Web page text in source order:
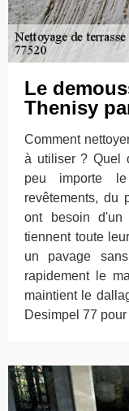
Le
Thenisy
Comment
à utiliser ? Quel
peu importe
revêtements, du
ont besoin d'un
tiennent toute
un pavage sans
rapidement le
maintient le
Desimpel 77